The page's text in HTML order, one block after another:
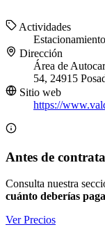
Actividades
Dirección
Área de
54, 24915
Sitio web
https://
Antes de
Consulta nuestra
cuánto deberías
Ver Precios